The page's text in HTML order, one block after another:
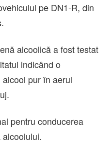
pe DN1-R, din
alcoolică a fost testat
indicând o
pur în aerul
pentru conducerea